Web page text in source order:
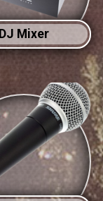
DJ Mixer